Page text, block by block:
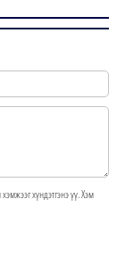
хүндэтгэнэ үү. Хэм